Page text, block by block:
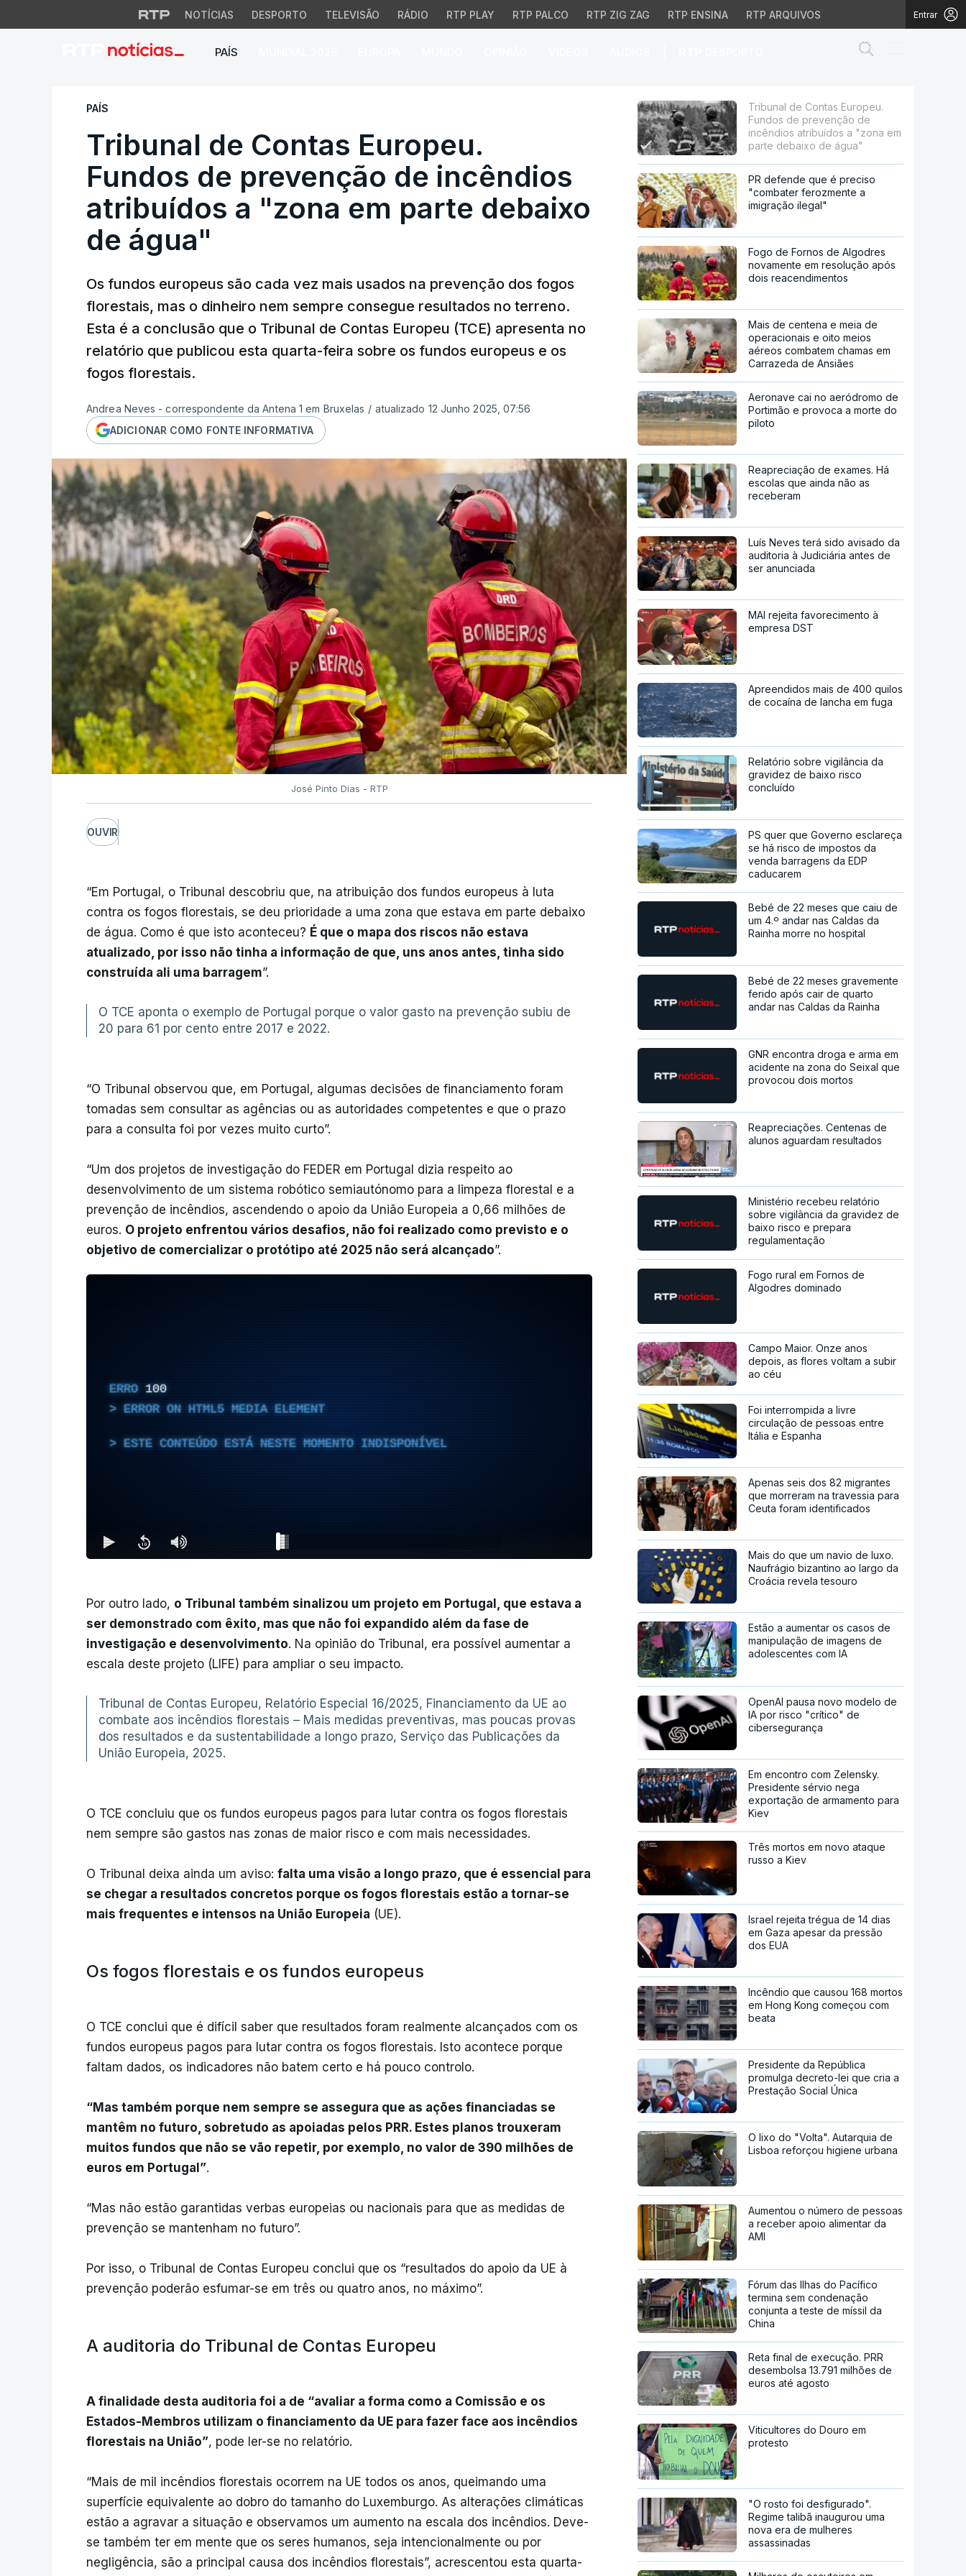
NOTÍCIAS DESPORTO TELEVISÃO RÁDIO RTP PLAY RTP PALCO RTP ZIG ZAG RTP ENSINA RTP ARQUIVOS Entrar
PAÍS
Tribunal de Contas Europeu. Fundos de prevenção de
PAÍS
Tribunal de Contas Europeu.
Fundos de prevenção de incêndios
atribuídos a "zona em parte debaixo
de água"
Os fundos europeus são cada vez mais usados na prevenção dos fogos
florestais, mas o dinheiro nem sempre consegue resultados no terreno.
Esta é a conclusão que o Tribunal de Contas Europeu (TCE) apresenta no
relatório que publicou esta quarta-feira sobre os fundos europeus e os
fogos florestais.
Andrea Neves - correspondente da Antena 1 em Bruxelas / atualizado 12 Junho 2025, 07:56
ADICIONAR COMO FONTE INFORMATIVA
José Pinto Dias - RTP
OUVIR
“Em Portugal, o Tribunal descobriu que, na atribuição dos fundos europeus à luta
contra os fogos florestais, se deu prioridade a uma zona que estava em parte debaixo
de água. Como é que isto aconteceu? É que o mapa dos riscos não estava
atualizado, por isso não tinha a informação de que, uns anos antes, tinha sido
construída ali uma barragem”.
O TCE aponta o exemplo de Portugal porque o valor gasto na prevenção subiu de
20 para 61 por cento entre 2017 e 2022.
“O Tribunal observou que, em Portugal, algumas decisões de financiamento foram
tomadas sem consultar as agências ou as autoridades competentes e que o prazo
para a consulta foi por vezes muito curto”.
“Um dos projetos de investigação do FEDER em Portugal dizia respeito ao
desenvolvimento de um sistema robótico semiautónomo para a limpeza florestal e a
prevenção de incêndios, ascendendo o apoio da União Europeia a 0,66 milhões de
euros. O projeto enfrentou vários desafios, não foi realizado como previsto e o
objetivo de comercializar o protótipo até 2025 não será alcançado”.
ERRO 100
ERROR ON HTML5 MEDIA ELEMENT
ESTE CONTEÚDO ESTÁ NESTE MOMENTO INDISPONÍVEL
Por outro lado, o Tribunal também sinalizou um projeto em Portugal, que estava a
ser demonstrado com êxito, mas que não foi expandido além da fase de
investigação e desenvolvimento. Na opinião do Tribunal, era possível aumentar a
escala deste projeto (LIFE) para ampliar o seu impacto.
Tribunal de Contas Europeu, Relatório Especial 16/2025, Financiamento da UE ao
combate aos incêndios florestais – Mais medidas preventivas, mas poucas provas
dos resultados e da sustentabilidade a longo prazo, Serviço das Publicações da
União Europeia, 2025.
O TCE concluiu que os fundos europeus pagos para lutar contra os fogos florestais
nem sempre são gastos nas zonas de maior risco e com mais necessidades.
O Tribunal deixa ainda um aviso: falta uma visão a longo prazo, que é essencial para
se chegar a resultados concretos porque os fogos florestais estão a tornar-se
mais frequentes e intensos na União Europeia (UE).
Os fogos florestais e os fundos europeus
O TCE conclui que é difícil saber que resultados foram realmente alcançados com os
fundos europeus pagos para lutar contra os fogos florestais. Isto acontece porque
faltam dados, os indicadores não batem certo e há pouco controlo.
“Mas também porque nem sempre se assegura que as ações financiadas se
mantêm no futuro, sobretudo as apoiadas pelos PRR. Estes planos trouxeram
muitos fundos que não se vão repetir, por exemplo, no valor de 390 milhões de
euros em Portugal”.
“Mas não estão garantidas verbas europeias ou nacionais para que as medidas de
prevenção se mantenham no futuro”.
Por isso, o Tribunal de Contas Europeu conclui que os “resultados do apoio da UE à
prevenção poderão esfumar-se em três ou quatro anos, no máximo”.
A auditoria do Tribunal de Contas Europeu
A finalidade desta auditoria foi a de “avaliar a forma como a Comissão e os
Estados-Membros utilizam o financiamento da UE para fazer face aos incêndios
florestais na União”, pode ler-se no relatório.
“Mais de mil incêndios florestais ocorrem na UE todos os anos, queimando uma
superfície equivalente ao dobro do tamanho do Luxemburgo. As alterações climáticas
estão a agravar a situação e observamos um aumento na escala dos incêndios. Deve-
se também ter em mente que os seres humanos, seja intencionalmente ou por
negligência, são a principal causa dos incêndios florestais”, acrescentou esta quarta-
Tribunal de Contas Europeu.
Fundos de prevenção de
incêndios atribuídos a "zona em
parte debaixo de água"
PR defende que é preciso
"combater ferozmente a
imigração ilegal"
Fogo de Fornos de Algodres
novamente em resolução após
dois reacendimentos
Mais de centena e meia de
operacionais e oito meios
aéreos combatem chamas em
Carrazeda de Ansiães
Aeronave cai no aeródromo de
Portimão e provoca a morte do
piloto
Reapreciação de exames. Há
escolas que ainda não as
receberam
Luís Neves terá sido avisado da
auditoria à Judiciária antes de
ser anunciada
MAI rejeita favorecimento à
empresa DST
Apreendidos mais de 400 quilos
de cocaína de lancha em fuga
Relatório sobre vigilância da
gravidez de baixo risco
concluído
PS quer que Governo esclareça
se há risco de impostos da
venda barragens da EDP
caducarem
Bebé de 22 meses que caiu de
um 4.º andar nas Caldas da
Rainha morre no hospital
Bebé de 22 meses gravemente
ferido após cair de quarto
andar nas Caldas da Rainha
GNR encontra droga e arma em
acidente na zona do Seixal que
provocou dois mortos
Reapreciações. Centenas de
alunos aguardam resultados
Ministério recebeu relatório
sobre vigilância da gravidez de
baixo risco e prepara
regulamentação
Fogo rural em Fornos de
Algodres dominado
Campo Maior. Onze anos
depois, as flores voltam a subir
ao céu
Foi interrompida a livre
circulação de pessoas entre
Itália e Espanha
Apenas seis dos 82 migrantes
que morreram na travessia para
Ceuta foram identificados
Mais do que um navio de luxo.
Naufrágio bizantino ao largo da
Croácia revela tesouro
Estão a aumentar os casos de
manipulação de imagens de
adolescentes com IA
OpenAI pausa novo modelo de
IA por risco "crítico" de
cibersegurança
Em encontro com Zelensky.
Presidente sérvio nega
exportação de armamento para
Kiev
Três mortos em novo ataque
russo a Kiev
Israel rejeita trégua de 14 dias
em Gaza apesar da pressão
dos EUA
Incêndio que causou 168 mortos
em Hong Kong começou com
beata
Presidente da República
promulga decreto-lei que cria a
Prestação Social Única
O lixo do "Volta". Autarquia de
Lisboa reforçou higiene urbana
Aumentou o número de pessoas
a receber apoio alimentar da
AMI
Fórum das Ilhas do Pacífico
termina sem condenação
conjunta a teste de míssil da
China
Reta final de execução. PRR
desembolsa 13.791 milhões de
euros até agosto
Viticultores do Douro em
protesto
"O rosto foi desfigurado".
Regime talibã inaugurou uma
nova era de mulheres
assassinadas